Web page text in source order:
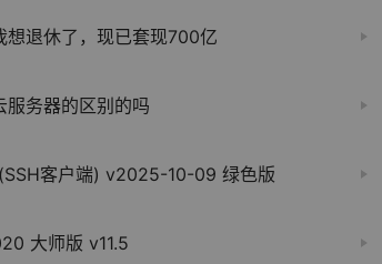
想退休了，现已套现700亿
服务器的区别的吗
客户端) v2025-10-09 绿色版
大师版 v11.5